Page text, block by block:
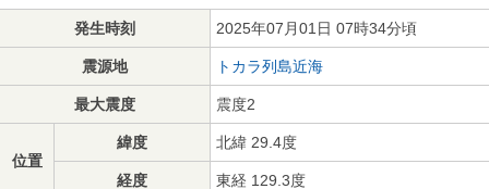
発生時刻 2025年07月01日 07時34分頃
震源地 トカラ列島近海
最大震度 震度2
位置
緯度 北緯 29.4度
経度 東経 129.3度